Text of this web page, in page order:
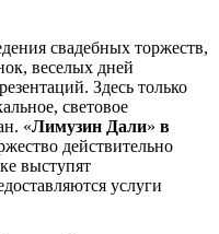
свадебных торжеств,
веселых дней
Здесь только
световое
«Лимузин Дали» в
действительно
выступят
услуги